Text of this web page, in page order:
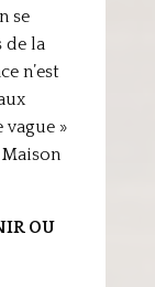
se
de la
n’est
vague »
OU